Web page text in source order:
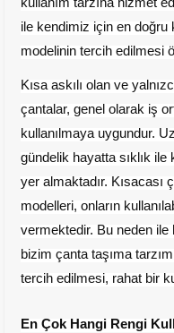
ile kendimiz için en doğru
modelinin tercih edilmesi
Kısa askılı olan ve
çantalar, genel olarak iş
kullanılmaya uygundur.
gündelik hayatta sıklık ile
yer almaktadır. Kısacası
modelleri, onların
vermektedir. Bu neden ile
bizim çanta taşıma
tercih edilmesi, rahat bir
En Çok Hangi Rengi